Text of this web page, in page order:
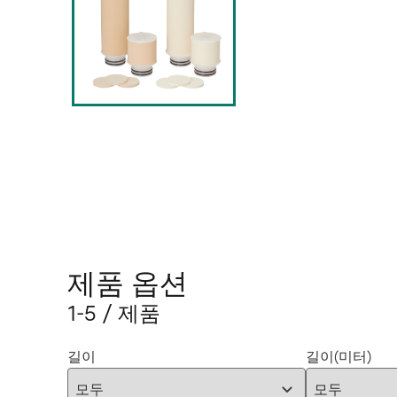
제품 옵션
1-5 / 제품
길이 길이(미터)